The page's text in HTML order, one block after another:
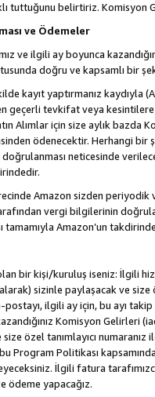
tuttuğunu belirtiriz. Komisyon
ve Ödemeler
ve ilgili ay boyunca
doğru ve kapsamlı bir
kayıt yaptırmanız
geçerli tevkifat veya
Alımlar için size aylık
ödenecektir. Herhangi
neticesinde
Amazon sizden
vergi bilgilerinin
tamamıyla Amazon’un
bir kişi/kuruluş iseniz: İlgili
sizinle paylaşacak ve
ilgili ay için, bu ayı
Komisyon Gelirleri
özel tanımlayıcı
Program Politikası
İlgili fatura
ödeme yapacağız.